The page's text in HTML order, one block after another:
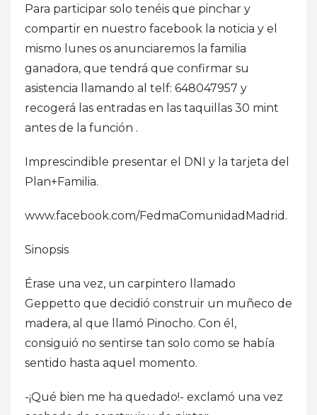
Para participar solo tenéis que pinchar y
compartir en nuestro facebook la noticia y el
mismo lunes os anunciaremos la familia
ganadora, que tendrá que confirmar su
asistencia llamando al telf: 648047957 y
recogerá las entradas en las taquillas 30 mint
antes de la función .
Imprescindible presentar el DNI y la tarjeta del
Plan+Familia.
www.facebook.com/FedmaComunidadMadrid.
Sinopsis
Érase una vez, un carpintero llamado
Geppetto que decidió construir un muñeco de
madera, al que llamó Pinocho. Con él,
consiguió no sentirse tan solo como se había
sentido hasta aquel momento.
-¡Qué bien me ha quedado!- exclamó una vez